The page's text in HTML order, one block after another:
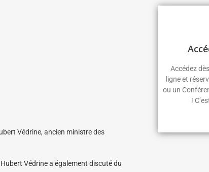
Védrine, ancien ministre des
Védrine a également discuté du
Accédez
ligne et
ou un
!